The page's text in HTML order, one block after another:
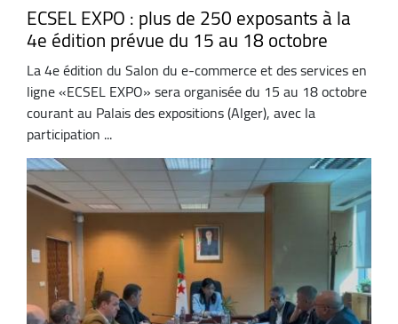
ECSEL EXPO : plus de 250 exposants à la
4e édition prévue du 15 au 18 octobre
La 4e édition du Salon du e-commerce et des services en
ligne «ECSEL EXPO» sera organisée du 15 au 18 octobre
courant au Palais des expositions (Alger), avec la
participation ...